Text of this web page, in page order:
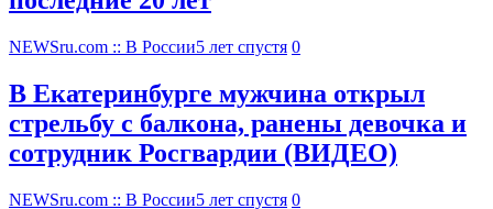
NEWSru.com :: В России5 лет спустя 0
В Екатеринбурге мужчина открыл
стрельбу с балкона, ранены девочка и
сотрудник Росгвардии (ВИДЕО)
NEWSru.com :: В России5 лет спустя 0